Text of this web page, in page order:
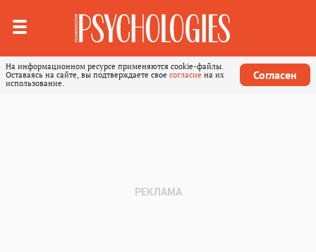
На информационном ресурсе применяются cookie-файлы.
Оставаясь на сайте, вы подтверждаете свое согласие на их
использование.
Согласен